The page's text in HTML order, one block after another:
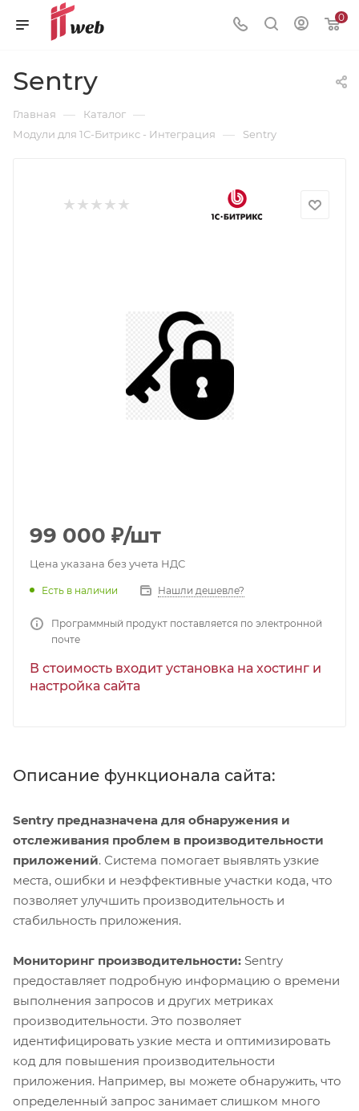
0
Sentry
Главная — Каталог —
Модули для 1С-Битрикс - Интеграция — Sentry
99 000 ₽/шт
Цена указана без учета НДС
Есть в наличии Нашли дешевле?
Программный продукт поставляется по электронной
почте
В стоимость входит установка на хостинг и
настройка сайта
Описание функционала сайта:
Sentry предназначена для обнаружения и
отслеживания проблем в производительности
приложений. Система помогает выявлять узкие
места, ошибки и неэффективные участки кода, что
позволяет улучшить производительность и
стабильность приложения.
Мониторинг производительности: Sentry
предоставляет подробную информацию о времени
выполнения запросов и других метриках
производительности. Это позволяет
идентифицировать узкие места и оптимизировать
код для повышения производительности
приложения. Например, вы можете обнаружить, что
определенный запрос занимает слишком много